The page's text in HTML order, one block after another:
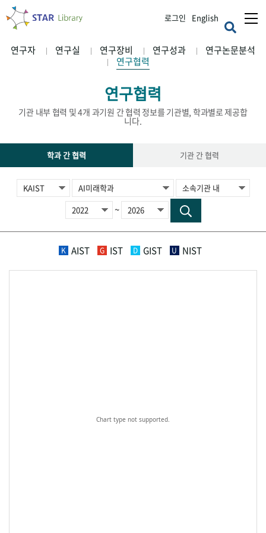
로그인 English
연구자 연구실 연구장비 연구성과
연구논문분석
연구협력
연구협력
기관 내부 협력 및 4개 과기원 간 협력 정보를 기관별, 학과별로 제공합
니다.
학과 간 협력 기관 간 협력
~
K AIST G IST D GIST U NIST
Chart type not supported.